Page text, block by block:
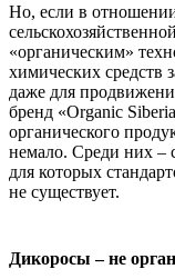
Но, если в
«органическим»
химических средств
даже для
бренд «Organic
органического
немало. Среди них –
для которых
не существует.
Дикоросы – не